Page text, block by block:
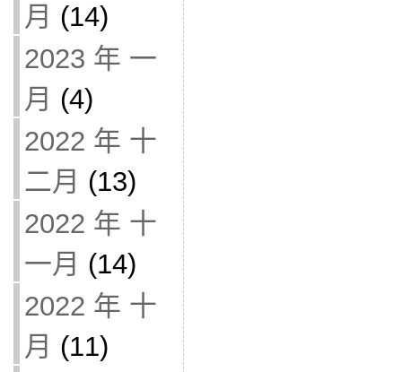
月 (14)
2023 年 一
月 (4)
2022 年 十
二月 (13)
2022 年 十
一月 (14)
2022 年 十
月 (11)